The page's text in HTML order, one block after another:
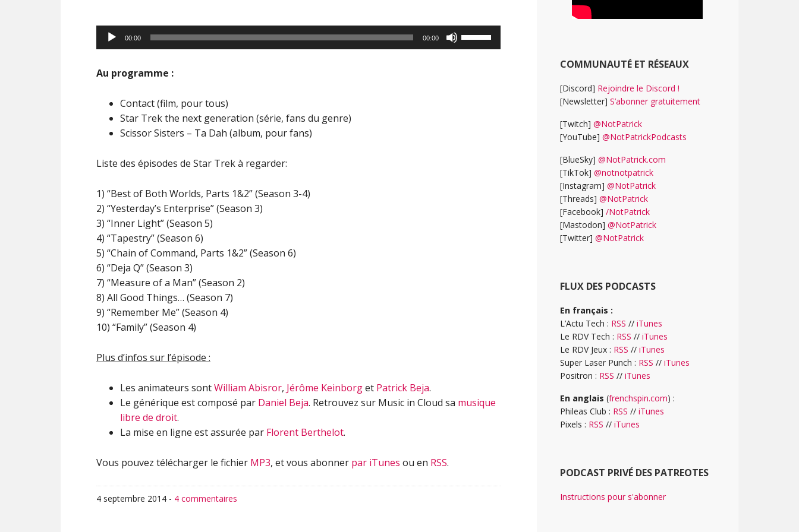
Lecteur
audio
00:00 00:00
les
Au programme :
Contact (film, pour tous)
Star Trek the next generation (série, fans du genre)
Scissor Sisters – Ta Dah (album, pour fans)
Liste des épisodes de Star Trek à regarder:
1) “Best of Both Worlds, Parts 1&2” (Season 3-4)
2) “Yesterday’s Enterprise” (Season 3)
3) “Inner Light” (Season 5)
4) “Tapestry” (Season 6)
5) “Chain of Command, Parts 1&2” (Season 6)
6) “Deja Q” (Season 3)
7) “Measure of a Man” (Season 2)
8) All Good Things… (Season 7)
9) “Remember Me” (Season 4)
10) “Family” (Season 4)
Plus d’infos sur l’épisode :
Les animateurs sontWilliam Abisror, Jérôme Keinborget Patrick Beja.
Le générique est composé par Daniel Beja. Retrouvez sur Music in Cloud sa musique
libre de droit.
La mise en ligne est assurée par Florent Berthelot.
Vous pouvez télécharger le fichier MP3, et vous abonner par iTunes ou en RSS.
4 septembre 2014 - 4 commentaires
COMMUNAUTÉ ET RÉSEAUX
[Discord] Rejoindre le Discord !
[Newsletter] S’abonner gratuitement
[Twitch] @NotPatrick
[YouTube] @NotPatrickPodcasts
[BlueSky] @NotPatrick.com
[TikTok] @notnotpatrick
[Instagram] @NotPatrick
[Threads] @NotPatrick
[Facebook] /NotPatrick
[Mastodon] @NotPatrick
[Twitter] @NotPatrick
FLUX DES PODCASTS
En français :
L’Actu Tech : RSS // iTunes
Le RDV Tech : RSS // iTunes
Le RDV Jeux : RSS // iTunes
Super Laser Punch : RSS // iTunes
Positron : RSS // iTunes
En anglais (frenchspin.com) :
Phileas Club : RSS // iTunes
Pixels : RSS // iTunes
PODCAST PRIVÉ DES PATREOTES
Instructions pour s'abonner